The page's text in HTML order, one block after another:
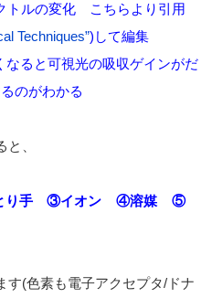
トルの変化
こちらより引用
Techniques”)して編集
なると可視光の吸収ゲインがだ
のがわかる
、
り手 ③イオン ④溶媒 ⑤
す(色素も電子アクセプタ/ドナ